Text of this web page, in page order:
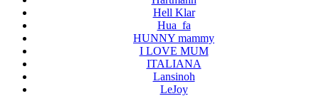
Hell Klar
Hua_fa
HUNNY mammy
I LOVE MUM
ITALIANA
Lansinoh
LeJoy